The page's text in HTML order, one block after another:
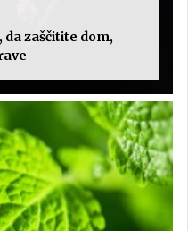
zaščitite dom,